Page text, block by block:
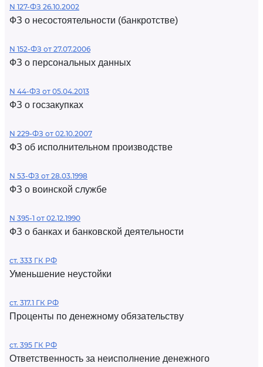
N 127-ФЗ 26.10.2002
ФЗ о несостоятельности (банкротстве)
N 152-ФЗ от 27.07.2006
ФЗ о персональных данных
N 44-ФЗ от 05.04.2013
ФЗ о госзакупках
N 229-ФЗ от 02.10.2007
ФЗ об исполнительном производстве
N 53-ФЗ от 28.03.1998
ФЗ о воинской службе
N 395-1 от 02.12.1990
ФЗ о банках и банковской деятельности
ст. 333 ГК РФ
Уменьшение неустойки
ст. 317.1 ГК РФ
Проценты по денежному обязательству
ст. 395 ГК РФ
Ответственность за неисполнение денежного